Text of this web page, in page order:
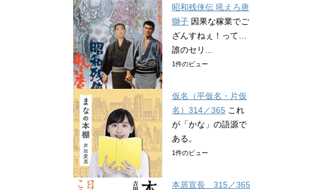
昭和残侠伝 吼えろ唐
獅子 因果な稼業でご
ざんすねぇ！って…
誰のセリ...
1件のビュー
仮名（平仮名・片仮
名）314／365 これ
が「かな」の語源で
ある。
1件のビュー
本居宣長 315／365